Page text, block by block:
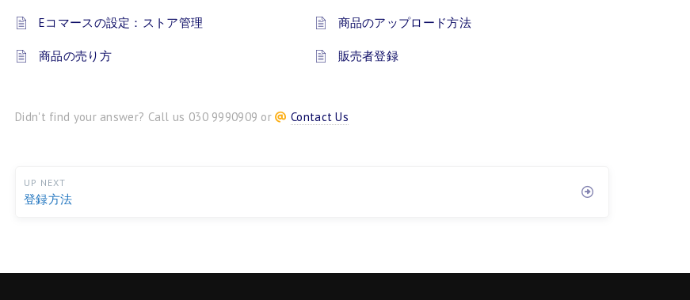
Eコマースの設定：ストア管理 商品のアップロード方法
商品の売り方 販売者登録
Didn't find your answer? Call us 030 9990909 or Contact Us
UP NEXT
登録方法